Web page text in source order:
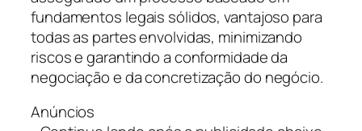
fundamentos legais sólidos, vantajoso para
todas as partes envolvidas, minimizando
riscos e garantindo a conformidade da
negociação e da concretização do negócio.
Anúncios